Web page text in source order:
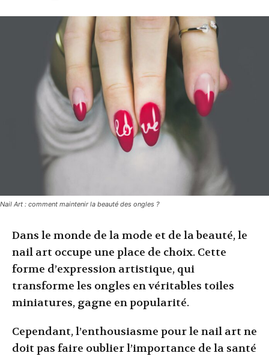
Nail Art : comment maintenir la beauté des ongles ?
Dans le monde de la mode et de la beauté, le
nail art occupe une place de choix. Cette
forme d’expression artistique, qui
transforme les ongles en véritables toiles
miniatures, gagne en popularité.
Cependant, l’enthousiasme pour le nail art ne
doit pas faire oublier l’importance de la santé